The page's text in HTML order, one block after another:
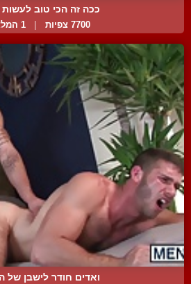
ככה זה הכי טוב
7700 צפיות 1 המלצות
ואדים חודר לישבן של